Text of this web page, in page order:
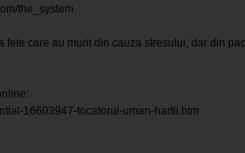
the_system
fete care au murit din cauza stresului, dar din
16603947-tocatorul-uman-hartii.htm